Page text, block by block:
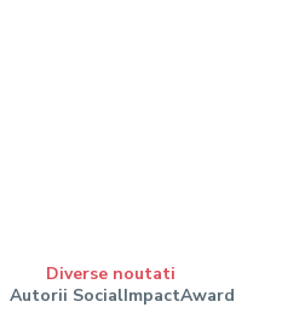
Diverse noutati
Autorii SocialImpactAward